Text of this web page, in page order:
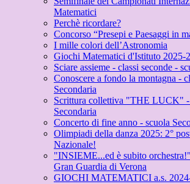
Matematici
Perchè ricordare?
Concorso “Presepi e Paesaggi in
I mille colori dell’Astronomia
Giochi Matematici d'Istituto 2025-
Sciare assieme - classi seconde -
Conoscere a fondo la montagna -
Secondaria
Scrittura collettiva "THE LUCK" -
Secondaria
Concerto di fine anno - scuola
Olimpiadi della danza 2025: 2°
Nazionale!
"INSIEME...ed è subito
Gran Guardia di Verona
GIOCHI MATEMATICI a.s.